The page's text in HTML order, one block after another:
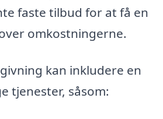
faste tilbud for at få en
omkostningerne.
kan inkludere en
tjenester, såsom: